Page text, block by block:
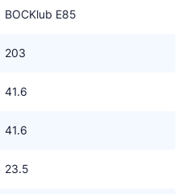
Het kan zijn dat
in zowel cascade – als in
BOCKlub E85
203
41.6
41.6
23.5